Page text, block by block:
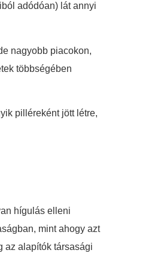
adódóan) lát annyi
nagyobb piacokon,
többségében
pilléreként jött létre,
hígulás elleni
mint ahogy azt
az alapítók társasági